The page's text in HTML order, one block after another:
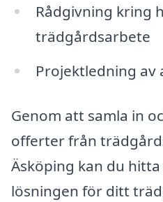
Rådgivning kring
trädgårdsarbete
Projektledning
Genom att samla in
offerter från
Äsköping kan du
lösningen för ditt